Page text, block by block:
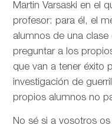
Martin Varsaski en el
profesor: para él, el
alumnos de una
preguntar a los
que van a tener éxito
investigación de
propios alumnos no
No sé si a vosotros